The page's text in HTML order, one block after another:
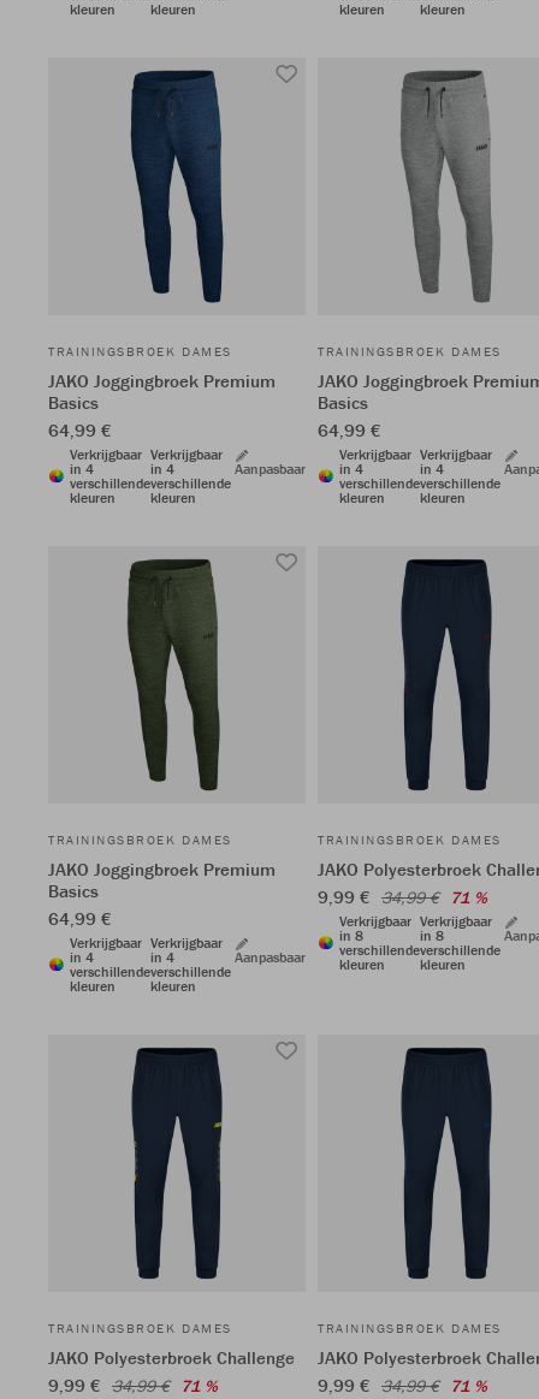
kleuren
kleuren
kleuren
kleuren
TRAININGSBROEK DAMES
JAKO Joggingbroek Premium
Basics
64,99 €
Verkrijgbaar
in 4
verschillende
kleuren
Verkrijgbaar
in 4
verschillende
kleuren
Aanpasbaar
TRAININGSBROEK DAMES
JAKO Joggingbroek
Basics
64,99 €
Verkrijgbaar
in 4
verschillende
kleuren
Verkrijgbaar
in 4
verschillende
kleuren
TRAININGSBROEK DAMES
JAKO Joggingbroek Premium
Basics
64,99 €
Verkrijgbaar
in 4
verschillende
kleuren
Verkrijgbaar
in 4
verschillende
kleuren
Aanpasbaar
TRAININGSBROEK DAMES
JAKO Polyesterbroek
9,99 € 34,99 € 71 %
Verkrijgbaar
in 8
verschillende
kleuren
Verkrijgbaar
in 8
verschillende
kleuren
TRAININGSBROEK DAMES
JAKO Polyesterbroek Challenge
9,99 € 34,99 € 71 %
TRAININGSBROEK DAMES
JAKO Polyesterbroek
9,99 € 34,99 € 71 %